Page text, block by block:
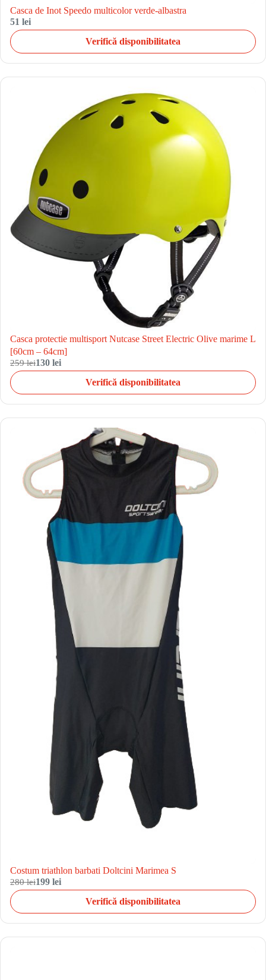
Casca de Inot Speedo multicolor verde-albastra
51 lei
Verifică disponibilitatea
Casca protectie multisport Nutcase Street Electric Olive marime L
[60cm – 64cm]
259 lei130 lei
Verifică disponibilitatea
Costum triathlon barbati Doltcini Marimea S
280 lei199 lei
Verifică disponibilitatea